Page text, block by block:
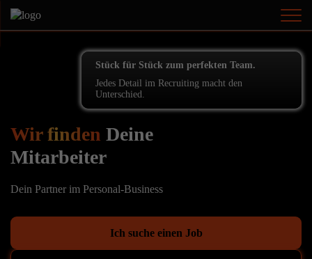
Stück für Stück zum perfekten Team.
Jedes Detail im Recruiting macht den
Unterschied.
Wir finden Deine
Mitarbeiter
Dein Partner im Personal-Business
Ich suche einen Job